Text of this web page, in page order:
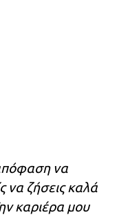
να
να ζήσεις καλά
καριέρα μου